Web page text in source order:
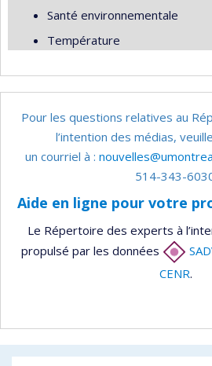
Santé environnementale
Température
Pour les questions relatives au
l’intention des médias,
un courriel à :
514-343-
Aide en ligne pour votre
Le Répertoire des experts à
propulsé par les données
CENR.